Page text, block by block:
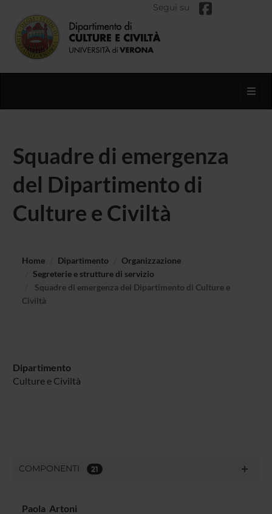
Segui su
Squadre di emergenza
del Dipartimento di
Culture e Civiltà
Home Dipartimento
Organizzazione
Segreterie e strutture di servizio
Squadre di emergenza del Dipartimento di Culture e
Civiltà
Dipartimento
Culture e Civiltà
COMPONENTI 21
Paola Artoni